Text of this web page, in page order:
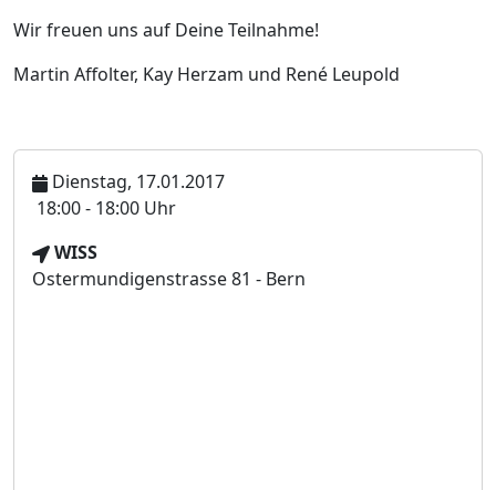
Wir freuen uns auf Deine Teilnahme!
Martin Affolter, Kay Herzam und René Leupold
Dienstag, 17.01.2017
U
r
z
18:00 - 18:00 Uhr
V
e
WISS
Ostermundigenstrasse 81 - Bern